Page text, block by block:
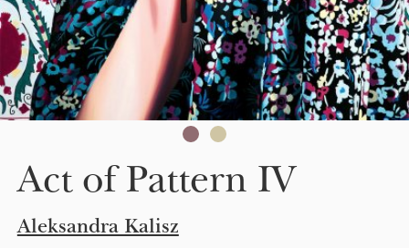
Act of Pattern IV
Aleksandra Kalisz